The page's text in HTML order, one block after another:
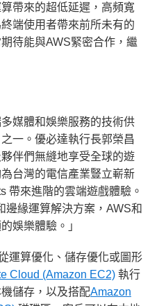
帶來的超低延遲，高頻寬
端使用者帶來前所未有的
待能與AWS緊密合作，繼
媒體和娛樂服務的技術供
一。優必達執行長郭榮昌
伴們無縫地享受全球的遊
台灣的電信產業豎立嶄新
帶來進階的雲端遊戲體驗。
邊緣運算解決方案，AWS和
娛樂體驗。」
運算優化、儲存優化或圖形
Cloud (Amazon EC2) 執行
儲存，以及搭配Amazon